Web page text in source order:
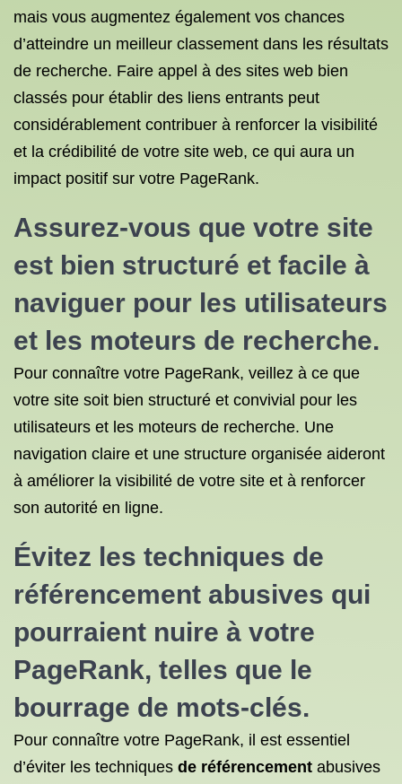
mais vous augmentez également vos chances
d’atteindre un meilleur classement dans les résultats
de recherche. Faire appel à des sites web bien
classés pour établir des liens entrants peut
considérablement contribuer à renforcer la visibilité
et la crédibilité de votre site web, ce qui aura un
impact positif sur votre PageRank.
Assurez-vous que votre site
est bien structuré et facile à
naviguer pour les utilisateurs
et les moteurs de recherche.
Pour connaître votre PageRank, veillez à ce que
votre site soit bien structuré et convivial pour les
utilisateurs et les moteurs de recherche. Une
navigation claire et une structure organisée aideront
à améliorer la visibilité de votre site et à renforcer
son autorité en ligne.
Évitez les techniques de
référencement abusives qui
pourraient nuire à votre
PageRank, telles que le
bourrage de mots-clés.
Pour connaître votre PageRank, il est essentiel
d’éviter les techniques de référencement abusives